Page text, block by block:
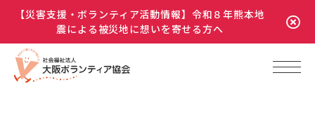
【災害支援・ボランティア活動情報】令和８年熊本地
震による被災地に想いを寄せる方へ